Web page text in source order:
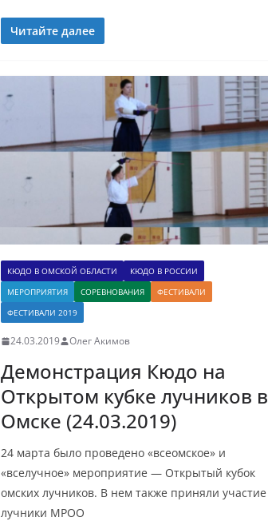
Читайте далее
КЮДО В ОМСКОЙ ОБЛАСТИ
КЮДО В РОССИИ
МЕРОПРИЯТИЯ
СОРЕВНОВАНИЯ
ФЕСТИВАЛИ
ФЕСТИВАЛИ 2019
24.03.2019 Олег Акимов
Демонстрация Кюдо на
Открытом кубке лучников в
Омске (24.03.2019)
24 марта было проведено «всеомское» и
«вселучное» мероприятие — Открытый кубок
омских лучников. В нем также приняли участие
лучники МРОО